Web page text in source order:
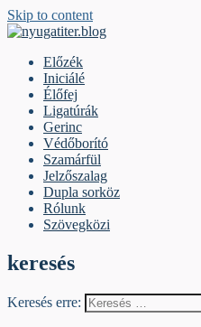
Skip to content
Előzék
Iniciálé
Élőfej
Ligatúrák
Gerinc
Védőborító
Szamárfül
Jelzőszalag
Dupla sorköz
Rólunk
Szövegközi
keresés
Keresés erre: